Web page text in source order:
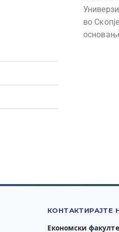
во
КОНТАКТИРАЈТЕ
Економски